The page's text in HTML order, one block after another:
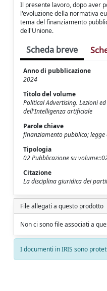
Il presente lavoro, dopo aver
l'evoluzione della normativa
tema del finanziamento
dell'Unione.
Scheda breve
Anno di pubblicazione
2024
Titolo del volume
Political Advertising. Lezioni
dell'Intelligenza artificiale
Parole chiave
finanziamento pubblico;
Tipologia
02 Pubblicazione su
Citazione
La disciplina giuridica dei
File allegati a questo prodotto
Non ci sono file associati a
I documenti in IRIS sono